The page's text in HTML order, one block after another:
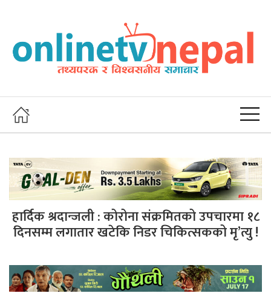
हार्दिक श्रदान्जली : कोरोना संक्रमितको उपचारमा १८
दिनसम्म लगातार खटेकि निडर चिकित्सकको मृ’त्यु !